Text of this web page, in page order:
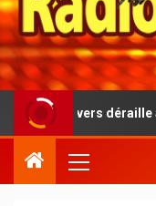
déraille avec classe